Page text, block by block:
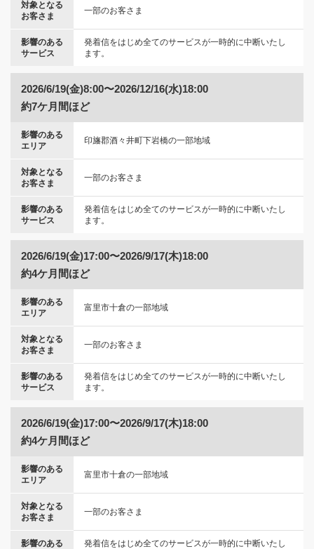
対象となる
お客さま
一部のお客さま
影響のある
サービス
発着信をはじめ全てのサービスが一時的に中断いたし
ます。
2026/6/19(金)8:00〜2026/12/16(水)18:00
約7ケ月間ほど
影響のある
エリア
印旛郡酒々井町下岩橋の一部地域
対象となる
お客さま
一部のお客さま
影響のある
サービス
発着信をはじめ全てのサービスが一時的に中断いたし
ます。
2026/6/19(金)17:00〜2026/9/17(木)18:00
約4ケ月間ほど
影響のある
エリア
富里市十倉の一部地域
対象となる
お客さま
一部のお客さま
影響のある
サービス
発着信をはじめ全てのサービスが一時的に中断いたし
ます。
2026/6/19(金)17:00〜2026/9/17(木)18:00
約4ケ月間ほど
影響のある
エリア
富里市十倉の一部地域
対象となる
お客さま
一部のお客さま
影響のある
発着信をはじめ全てのサービスが一時的に中断いたし